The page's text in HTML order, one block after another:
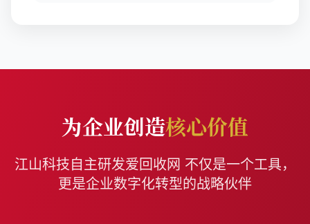
为企业创造核心价值
江山科技自主研发爱回收网 不仅是一个工具，
更是企业数字化转型的战略伙伴